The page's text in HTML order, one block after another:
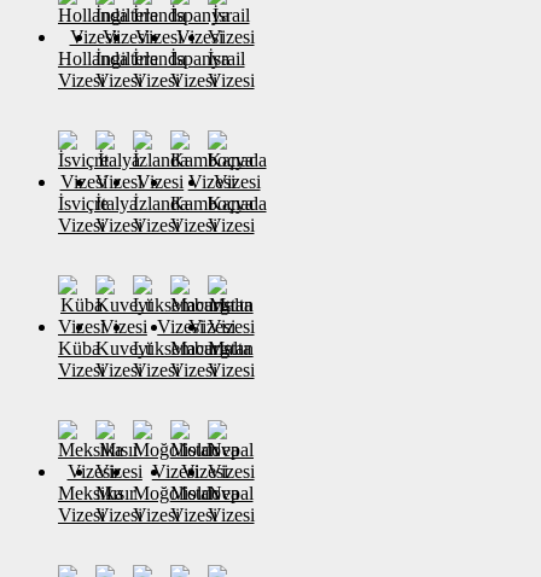
Hollanda
Vizesi
İngiltere
Vizesi
İrlanda
Vizesi
İspanya
Vizesi
İsrail
Vizesi
İsviçre
Vizesi
İtalya
Vizesi
İzlanda
Vizesi
Kamboçya
Vizesi
Kanada
Vizesi
Küba
Vizesi
Kuveyt
Vizesi
Lüksemburg
Vizesi
Macaristan
Vizesi
Malta
Vizesi
Meksika
Vizesi
Mısır
Vizesi
Moğolistan
Vizesi
Moldova
Vizesi
Nepal
Vizesi